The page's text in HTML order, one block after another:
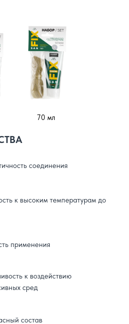
соединения
к высоким температурам до
к воздействию
сред
применения
состав
70 мл